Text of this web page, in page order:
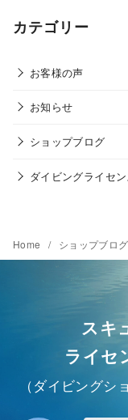
カテゴリー
お客様の声
お知らせ
ショップブログ
ダイビングライセ
Home ショップブログ
スキ
ライセ
（ダイビングシ